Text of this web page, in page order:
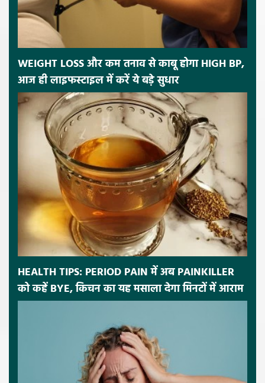
WEIGHT LOSS और कम तनाव से काबू होगा HIGH BP,
आज ही लाइफस्टाइल में करें ये बड़े सुधार
HEALTH TIPS: PERIOD PAIN में अब PAINKILLER
को कहें BYE, किचन का यह मसाला देगा मिनटों में आराम